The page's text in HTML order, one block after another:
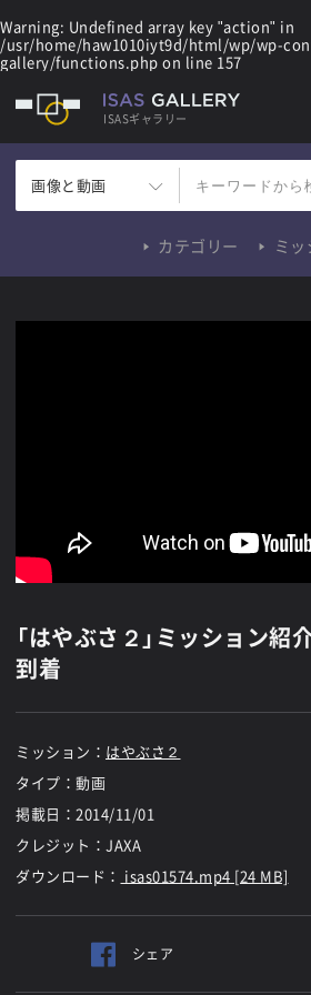
Warning: Undefined array key "action" in
/usr/home/haw1010iyt9d/html/wp/wp-
gallery/functions.php on line 157
ISASギャラリー
画像と動画
カテゴリー ミ
「はやぶさ２」ミッション
到着
ミッション： はやぶさ２
タイプ：動画
掲載日： 2014/11/01
クレジット：JAXA
ダウンロード： isas01574.mp4 [24 MB]
シェア